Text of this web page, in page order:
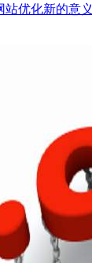
站优化新的意